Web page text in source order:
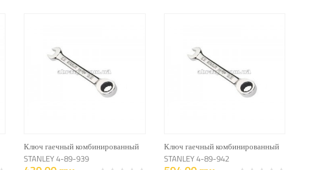
Ключ гаечный комбинированный
STANLEY 4-89-939
Ключ гаечный комбинированный
STANLEY 4-89-942